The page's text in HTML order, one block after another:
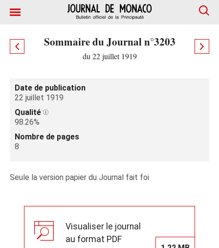
Sommaire du Journal n°3203
du 22 juillet 1919
Date de publication
22 juillet 1919
Qualité
98.26%
Nombre de pages
8
Seule la version papier du Journal fait foi
Visualiser le journal
au format PDF